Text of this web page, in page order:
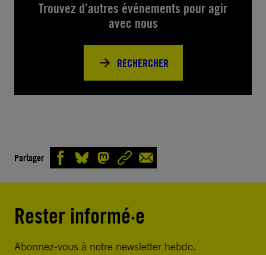
Trouvez d’autres événements pour agir
avec nous
RECHERCHER
Partager
Rester informé·e
Abonnez-vous à notre newsletter hebdo.